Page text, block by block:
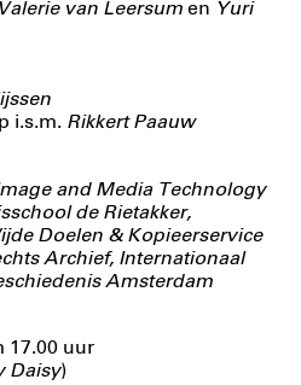
van Leersumen Yuri
i.s.m. Rikkert Paauw
and Media Technology
de Rietakker,
Doelen & Kopieerservice
Archief, Internationaal
Amsterdam
17.00 uur
Daisy)